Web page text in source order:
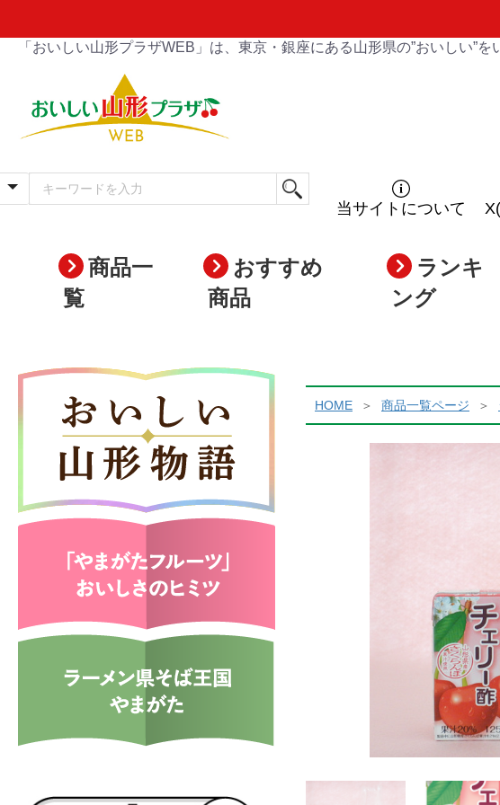
「おいしい山形プラザWEB」は、東京・銀座にある山形県の”おいしい”
当サイトについて
商品一
覧
おすすめ
商品
ランキ
ング
HOME 商品一覧ページ